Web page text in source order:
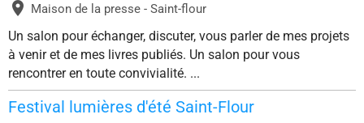
Maison de la presse - Saint-flour
Un salon pour échanger, discuter, vous parler de mes projets
à venir et de mes livres publiés. Un salon pour vous
rencontrer en toute convivialité. ...
Festival lumières d'été Saint-Flour